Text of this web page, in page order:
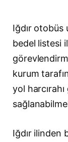
Iğdır otobüs
bedel listesi
kurum
yol
Iğdır ilinden